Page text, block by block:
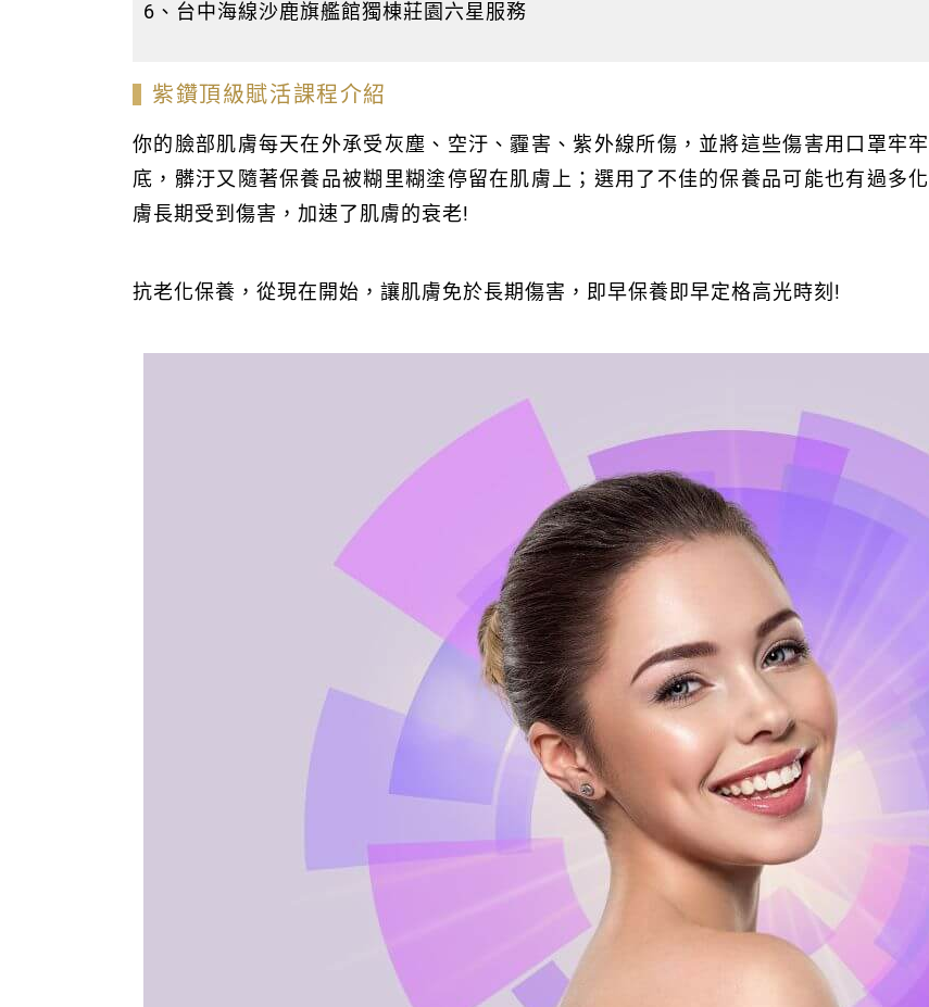
6、台中海線沙鹿旗艦館獨棟莊園六星服務
紫鑽頂級賦活課程介紹
你的臉部肌膚每天在外承受灰塵、空汙、霾害、紫外線所傷，並將這些傷害用口罩牢
底，髒汙又隨著保養品被糊里糊塗停留在肌膚上；選用了不佳的保養品可能也有過多
膚長期受到傷害，加速了肌膚的衰老!
抗老化保養，從現在開始，讓肌膚免於長期傷害，即早保養即早定格高光時刻 !